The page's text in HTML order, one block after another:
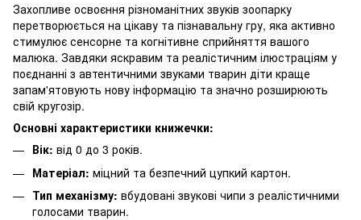
Захопливе освоєння різноманітних звуків зоопарку
перетворюється на цікаву та пізнавальну гру, яка активно
стимулює сенсорне та когнітивне сприйняття вашого
малюка. Завдяки яскравим та реалістичним ілюстраціям у
поєднанні з автентичними звуками тварин діти краще
запам'ятовують нову інформацію та значно розширюють
свій кругозір.
Основні характеристики книжечки:
Вік: від 0 до 3 років.
Матеріал: міцний та безпечний цупкий картон.
Тип механізму: вбудовані звукові чипи з реалістичними
голосами тварин.